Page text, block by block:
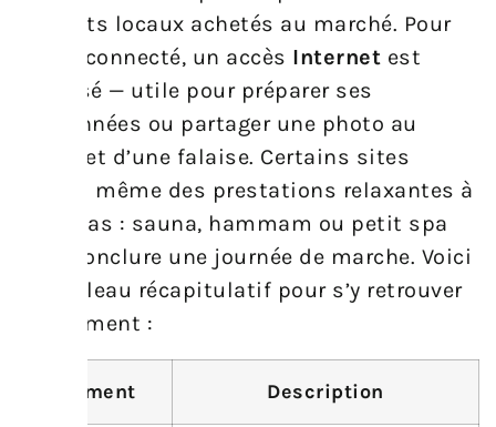
produits locaux achetés au marché. Pour
rester connecté, un accès Internet est
proposé — utile pour préparer ses
randonnées ou partager une photo au
sommet d’une falaise. Certains sites
offrent même des prestations relaxantes à
deux pas : sauna, hammam ou petit spa
pour conclure une journée de marche. Voici
un tableau récapitulatif pour s’y retrouver
rapidement :
Élément Description